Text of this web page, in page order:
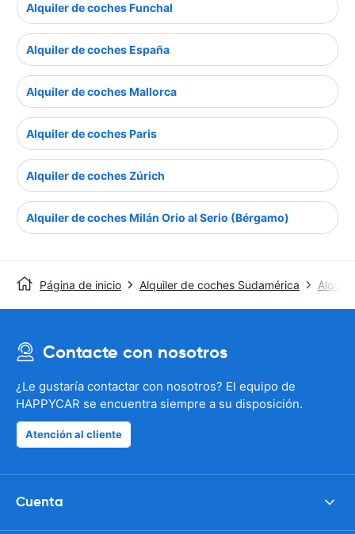
Alquiler de coches Funchal
Alquiler de coches España
Alquiler de coches Mallorca
Alquiler de coches Paris
Alquiler de coches Zúrich
Alquiler de coches Milán Orio al Serio (Bérgamo)
Página de inicio Alquiler de coches Sudamérica
Contacte con nosotros
¿Le gustaría contactar con nosotros? El equipo de
HAPPYCAR se encuentra siempre a su disposición.
Atención al cliente
Cuenta